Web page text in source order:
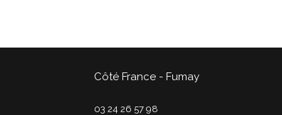
Côté France - Fumay
03 24 26 57 98